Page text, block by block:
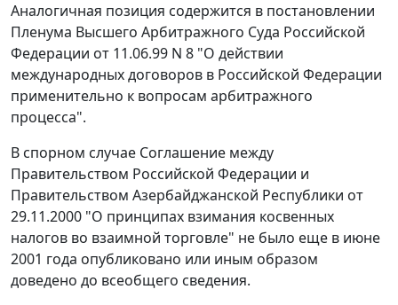
Аналогичная позиция содержится в постановлении
Пленума Высшего Арбитражного Суда Российской
Федерации от 11.06.99 N 8 "О действии
международных договоров в Российской Федерации
применительно к вопросам арбитражного
процесса".
В спорном случае Соглашение между
Правительством Российской Федерации и
Правительством Азербайджанской Республики от
29.11.2000 "О принципах взимания косвенных
налогов во взаимной торговле" не было еще в июне
2001 года опубликовано или иным образом
доведено до всеобщего сведения.